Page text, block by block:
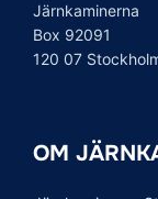
Järnkaminerna
Box 92091
120 07
OM